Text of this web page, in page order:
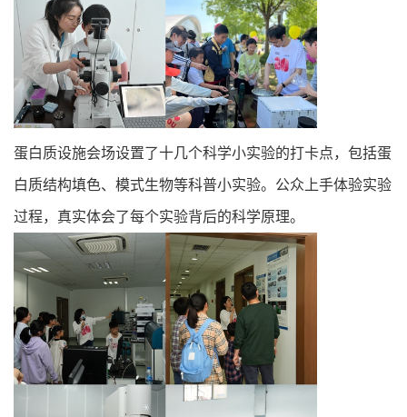
蛋白质设施会场设置了十几个科学小实验的打卡点，包括蛋
白质结构填色、模式生物等科普小实验。公众上手体验实验
过程，真实体会了每个实验背后的科学原理。